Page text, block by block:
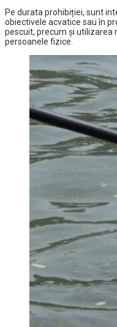
Pe durata prohibiției, sunt
obiectivele acvatice sau în
pescuit, precum și utilizarea
persoanele fizice.